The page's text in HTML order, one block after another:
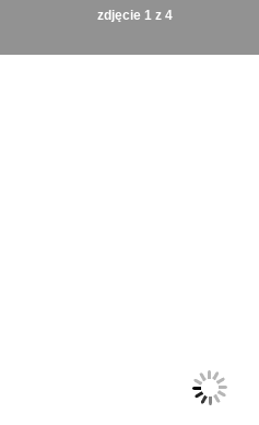
zdjęcie 1 z 4